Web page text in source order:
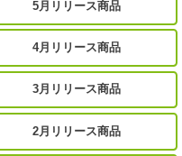
5月リリース商品
4月リリース商品
3月リリース商品
2月リリース商品